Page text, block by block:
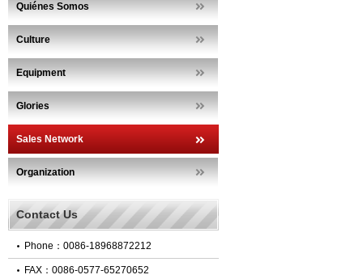
Quiénes Somos
Culture
Equipment
Glories
Sales Network
Organization
Contact Us
Phone： 0086-18968872212
FAX： 0086-0577-65270652